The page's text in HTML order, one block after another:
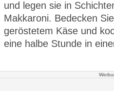
und legen sie in
Makkaroni. Bedecken
geröstetem Käse und
eine halbe Stunde in